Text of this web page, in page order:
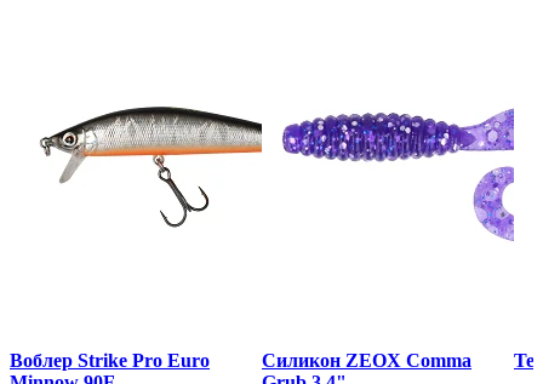
Воблер Strike Pro Euro
Силикон ZEOX Сomma